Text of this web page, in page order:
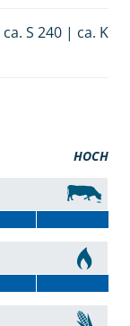
ca. S 240 | ca. K
HOCH